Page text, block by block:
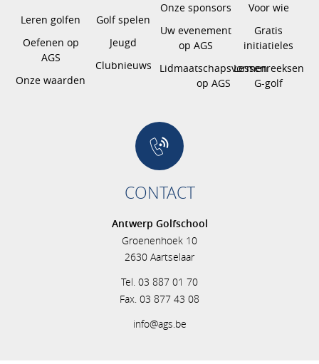
Leren golfen
Oefenen op
AGS
Onze waarden
Golf spelen
Jeugd
Clubnieuws
Onze sponsors
Uw evenement
op AGS
Lidmaatschapsvormen
op AGS
Voor wie
Gratis
initiatieles
Lessenreeksen
G-golf
CONTACT
Antwerp Golfschool
Groenenhoek 10
2630 Aartselaar
Tel. 03 887 01 70
Fax. 03 877 43 08
info@ags.be